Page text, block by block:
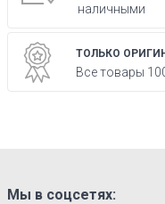
наличными
ТОЛЬКО
Все товары
Мы в соцсетях: